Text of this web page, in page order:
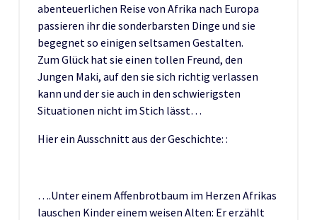
abenteuerlichen Reise von Afrika nach Europa
passieren ihr die sonderbarsten Dinge und sie
begegnet so einigen seltsamen Gestalten.
Zum Glück hat sie einen tollen Freund, den
Jungen Maki, auf den sie sich richtig verlassen
kann und der sie auch in den schwierigsten
Situationen nicht im Stich lässt…
Hier ein Ausschnitt aus der Geschichte: :
….Unter einem Affenbrotbaum im Herzen Afrikas
lauschen Kinder einem weisen Alten: Er erzählt